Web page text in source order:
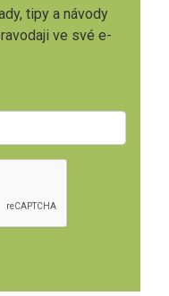
tipy a návody
ve své e-